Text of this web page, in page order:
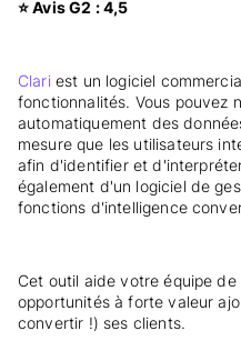
⭐ Avis G2 : 4,5
Clari est un logiciel
fonctionnalités. Vous pouvez
automatiquement des
mesure que les utilisateurs
afin d'identifier et
également d'un logiciel de
fonctions d'intelligence
Cet outil aide votre équipe
opportunités à forte valeur
convertir !) ses clients.